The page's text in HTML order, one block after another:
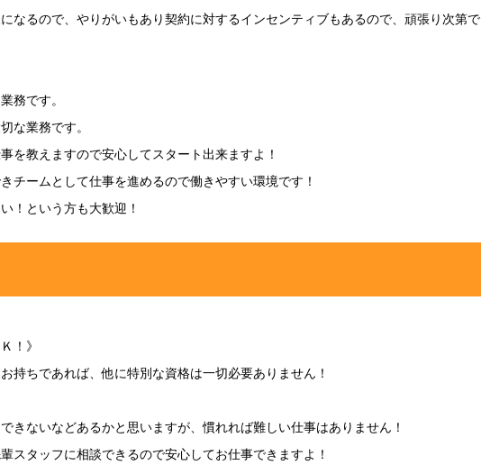
なるので、やりがいもあり契約に対するインセンティブもあるので、頑張り次第で
務です。
な業務です。
を教えますので安心してスタート出来ますよ！
チームとして仕事を進めるので働きやすい環境です！
！という方も大歓迎！
！》
持ちであれば、他に特別な資格は一切必要ありません！
きないなどあるかと思いますが、慣れれば難しい仕事はありません！
スタッフに相談できるので安心してお仕事できますよ！